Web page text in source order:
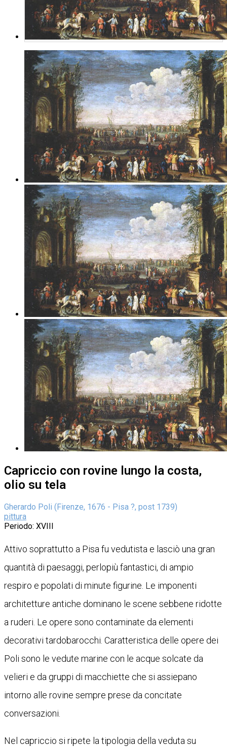
Capriccio con rovine lungo la costa,
olio su tela
Gherardo Poli (Firenze, 1676 - Pisa ?, post 1739)
pittura
Periodo: XVIII
Attivo soprattutto a Pisa fu vedutista e lasciò una gran
quantità di paesaggi, perlopiù fantastici, di ampio
respiro e popolati di minute figurine. Le imponenti
architetture antiche dominano le scene sebbene ridotte
a ruderi. Le opere sono contaminate da elementi
decorativi tardobarocchi. Caratteristica delle opere dei
Poli sono le vedute marine con le acque solcate da
velieri e da gruppi di macchiette che si assiepano
intorno alle rovine sempre prese da concitate
conversazioni.
Nel capriccio si ripete la tipologia della veduta su